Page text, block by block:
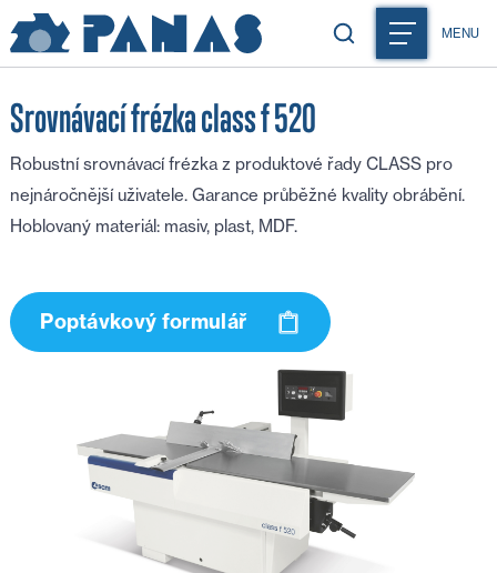
MENU
Srovnávací frézka class f 520
Robustní srovnávací frézka z produktové řady CLASS pro
nejnáročnější uživatele. Garance průběžné kvality obrábění.
Hoblovaný materiál: masiv, plast, MDF.
Poptávkový formulář